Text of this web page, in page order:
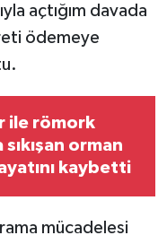
açtığım davada
ödemeye
ile römork
sıkışan orman
kaybetti
mücadelesi